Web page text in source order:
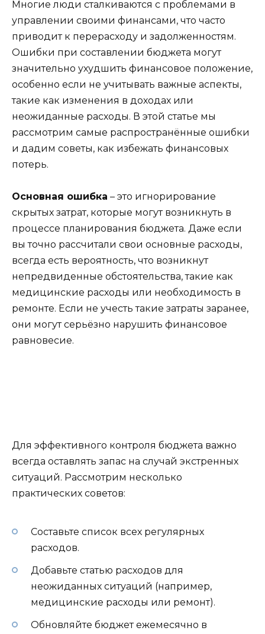
Многие люди сталкиваются с проблемами в
управлении своими финансами, что часто
приводит к перерасходу и задолженностям.
Ошибки при составлении бюджета могут
значительно ухудшить финансовое положение,
особенно если не учитывать важные аспекты,
такие как изменения в доходах или
неожиданные расходы. В этой статье мы
рассмотрим самые распространённые ошибки
и дадим советы, как избежать финансовых
потерь.
Основная ошибка – это игнорирование
скрытых затрат, которые могут возникнуть в
процессе планирования бюджета. Даже если
вы точно рассчитали свои основные расходы,
всегда есть вероятность, что возникнут
непредвиденные обстоятельства, такие как
медицинские расходы или необходимость в
ремонте. Если не учесть такие затраты заранее,
они могут серьёзно нарушить финансовое
равновесие.
Для эффективного контроля бюджета важно
всегда оставлять запас на случай экстренных
ситуаций. Рассмотрим несколько
практических советов:
Составьте список всех регулярных
расходов.
Добавьте статью расходов для
неожиданных ситуаций (например,
медицинские расходы или ремонт).
Обновляйте бюджет ежемесячно в